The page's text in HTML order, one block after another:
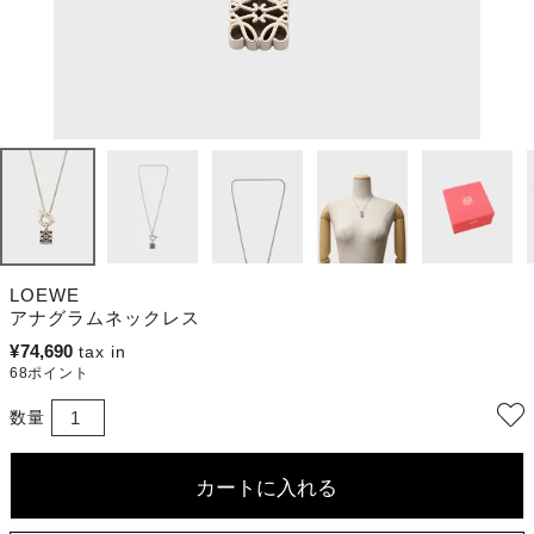
LOEWE
アナグラムネックレス
¥74,690
68ポイント
カートに入れる